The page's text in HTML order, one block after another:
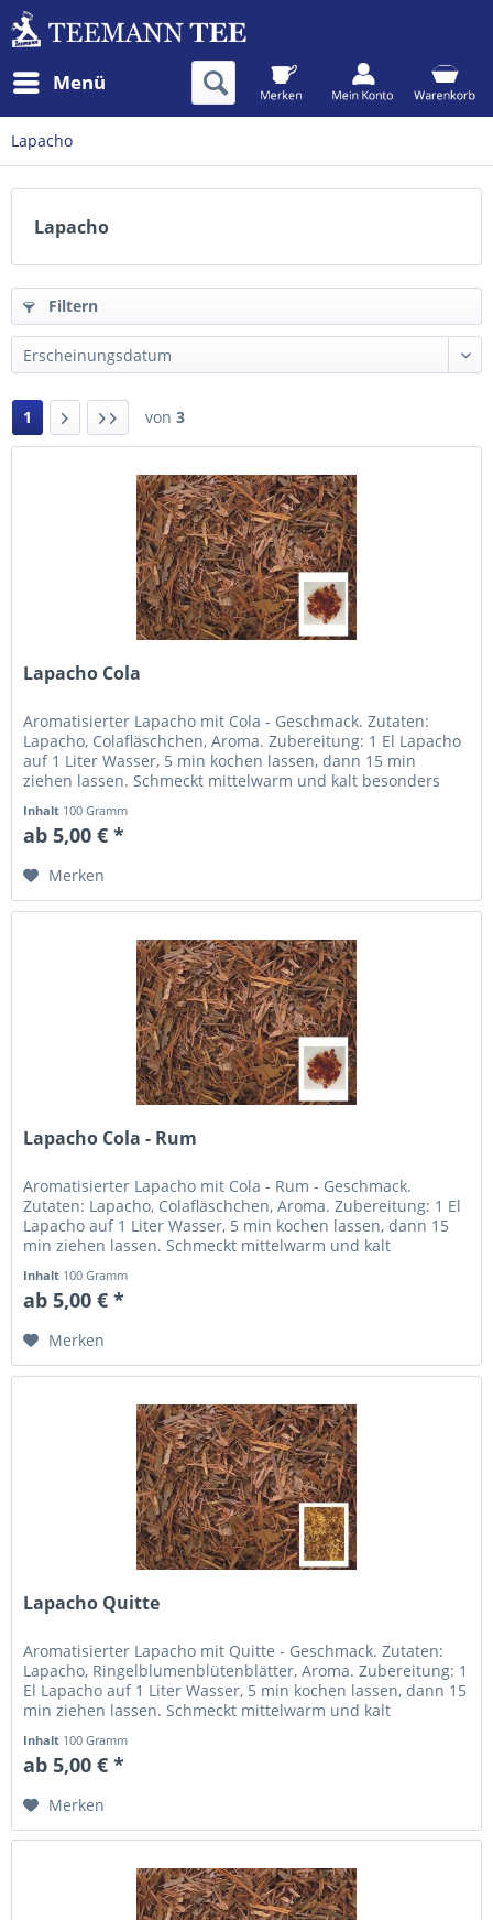
Menü
Lapacho
Lapacho
Filtern
1 von 3
Lapacho Cola
Aromatisierter Lapacho mit Cola - Geschmack. Zutaten:
Lapacho, Colafläschchen, Aroma. Zubereitung: 1 El Lapacho
auf 1 Liter Wasser, 5 min kochen lassen, dann 15 min
ziehen lassen. Schmeckt mittelwarm und kalt besonders
Inhalt 100 Gramm
ab 5,00 € *
Merken
Lapacho Cola - Rum
Aromatisierter Lapacho mit Cola - Rum - Geschmack.
Zutaten: Lapacho, Colafläschchen, Aroma. Zubereitung: 1 El
Lapacho auf 1 Liter Wasser, 5 min kochen lassen, dann 15
min ziehen lassen. Schmeckt mittelwarm und kalt
Inhalt 100 Gramm
ab 5,00 € *
Merken
Lapacho Quitte
Aromatisierter Lapacho mit Quitte - Geschmack. Zutaten:
Lapacho, Ringelblumenblütenblätter, Aroma. Zubereitung: 1
El Lapacho auf 1 Liter Wasser, 5 min kochen lassen, dann 15
min ziehen lassen. Schmeckt mittelwarm und kalt
Inhalt 100 Gramm
ab 5,00 € *
Merken